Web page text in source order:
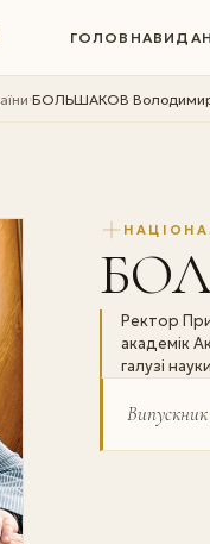
ГОЛОВНА
›БОЛЬШАКОВ Володимир
Ректор
академік
галузі